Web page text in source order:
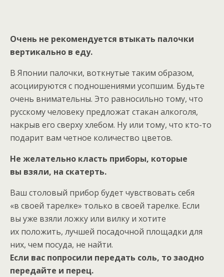
Очень не рекомендуется втыкать палочки
вертикально в еду.
В Японии палочки, воткнутые таким образом,
асоциируются с подношениями усопшим. Будьте
очень внимательны. Это равносильно тому, что
русскому человеку предложат стакан алкоголя,
накрыв его сверху хлебом. Ну или тому, что кто-то
подарит вам четное количество цветов.
Не желательно класть приборы, которые
вы взяли, на скатерть.
Ваш столовый прибор будет чувствовать себя
«в своей тарелке» только в своей тарелке. Если
вы уже взяли ложку или вилку и хотите
их положить, лучшей посадочной площадки для
них, чем посуда, не найти.
Если вас попросили передать соль, то заодно
передайте и перец.